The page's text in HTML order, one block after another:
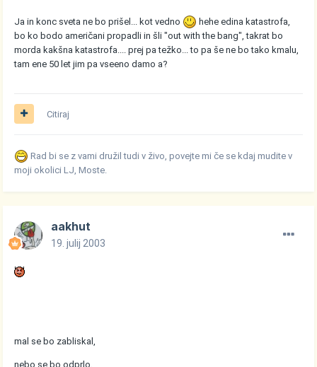
Ja in konc sveta ne bo prišel... kot vedno
hehe edina katastrofa,
bo ko bodo američani propadli in šli "out with the bang", takrat bo
morda kakšna katastrofa.... prej pa težko... to pa še ne bo tako kmalu,
tam ene 50 let jim pa vseeno damo a?
Citiraj
Rad bi se z vami družil tudi v živo, povejte mi če se kdaj mudite v
moji okolici LJ, Moste.
aakhut
19. julij 2003
mal se bo zabliskal,
nebo se bo odprlo,